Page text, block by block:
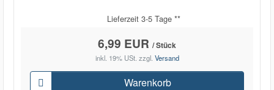
Lieferzeit 3-5 Tage **
6,99 EUR / Stück
inkl. 19% USt. zzgl. Versand
Warenkorb